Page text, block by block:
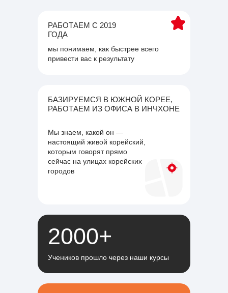
РАБОТАЕМ С 2019
ГОДА
мы понимаем, как быстрее всего
привести вас к результату
2000+
Учеников прошло через наши курсы
БАЗИРУЕМСЯ В ЮЖНОЙ КОРЕЕ,
РАБОТАЕМ ИЗ ОФИСА В ИНЧХОНЕ
Мы знаем, какой он —
настоящий живой корейский,
которым говорят прямо
сейчас на улицах корейских
городов